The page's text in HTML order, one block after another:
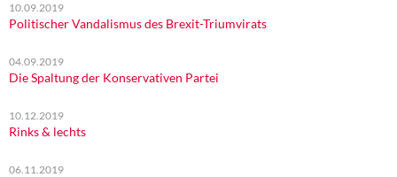
10.09.2019
Politischer Vandalismus des Brexit-Triumvirats
04.09.2019
Die Spaltung der Konservativen Partei
10.12.2019
Rinks & lechts
06.11.2019